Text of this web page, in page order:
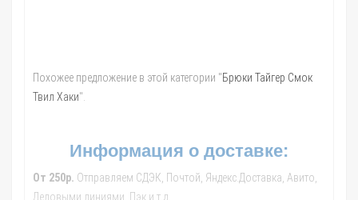
Похожее предложение в этой категории "Брюки Тайгер Смок
Твил Хаки".
Информация о доставке:
От 250р. Отправляем СДЭК, Почтой, Яндекс.Доставка, Авито,
Деловыми линиями, Пэк и т.д.